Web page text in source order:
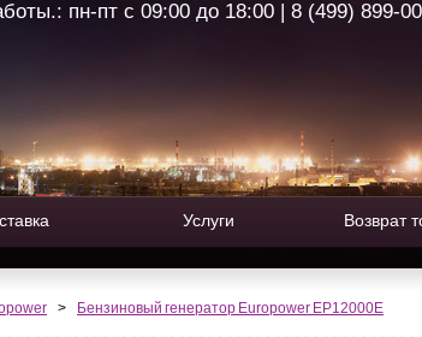
пн-пт с 09:00 до 18:00 | 8 (499) 899-
Услуги Возврат
> Бензиновый генератор Europower EP12000E